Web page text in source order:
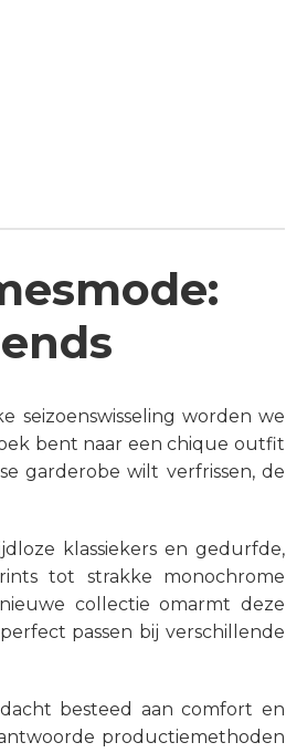
seizoenswisseling worden we
bent naar een chique outfit
garderobe wilt verfrissen, de
klassiekers en gedurfde,
tot strakke monochrome
collectie omarmt deze
passen bij verschillende
besteed aan comfort en
productiemethoden